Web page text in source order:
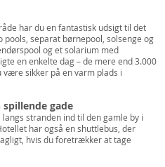
har du en fantastisk udsigt til det
separat børnepool, solsenge og
og et solarium med
en enkelte dag – de mere end 3.000
sikker på en varm plads i
spillende gade
stranden ind til den gamle by i
har også en shuttlebus, der
hvis du foretrækker at tage